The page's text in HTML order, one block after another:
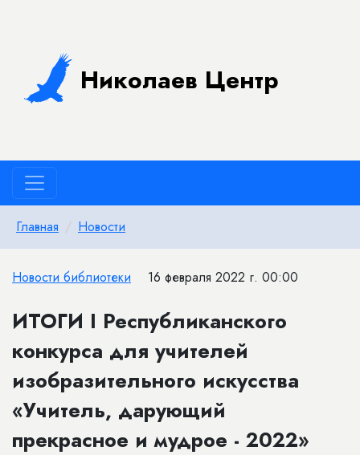
Николаев Центр
Главная Новости
Новости библиотеки 16 февраля 2022 г. 00:00
​ИТОГИ I Республиканского
конкурса для учителей
изобразительного искусства
«Учитель, дарующий
прекрасное и мудрое - 2022»